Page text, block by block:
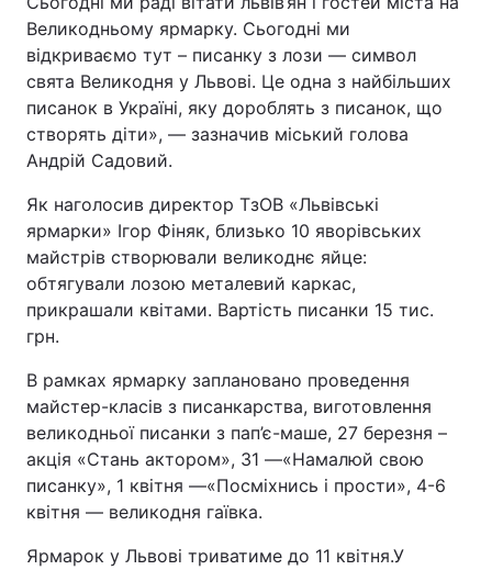
Великодньому ярмарку. Сьогодні ми
відкриваємо тут – писанку з лози ― символ
свята Великодня у Львові. Це одна з найбільших
писанок в Україні, яку дороблять з писанок, що
створять діти», ― зазначив міський голова
Андрій Садовий.
Як наголосив директор ТзОВ «Львівські
ярмарки» Ігор Фіняк, близько 10 яворівських
майстрів створювали великоднє яйце:
обтягували лозою металевий каркас,
прикрашали квітами. Вартість писанки 15 тис.
грн.
В рамках ярмарку заплановано проведення
майстер-класів з писанкарства, виготовлення
великодньої писанки з пап’є-маше, 27 березня –
акція «Стань актором», 31 ―«Намалюй свою
писанку», 1 квітня ―«Посміхнись і прости», 4-6
квітня ― великодня гаївка.
Ярмарок у Львові триватиме до 11 квітня.У